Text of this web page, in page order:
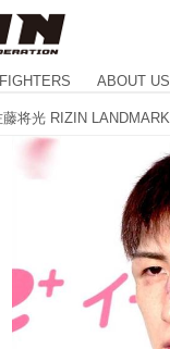
FIGHTERS ABOUT US